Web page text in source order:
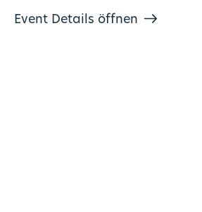
Event Details öffnen